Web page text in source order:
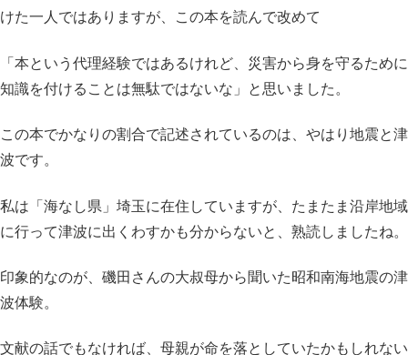
けた一人ではありますが、この本を読んで改めて
「本という代理経験ではあるけれど、災害から身を守るために
知識を付けることは無駄ではないな」と思いました。
この本でかなりの割合で記述されているのは、やはり地震と津
波です。
私は「海なし県」埼玉に在住していますが、たまたま沿岸地域
に行って津波に出くわすかも分からないと、熟読しましたね。
印象的なのが、磯田さんの大叔母から聞いた昭和南海地震の津
波体験。
文献の話でもなければ、母親が命を落としていたかもしれない